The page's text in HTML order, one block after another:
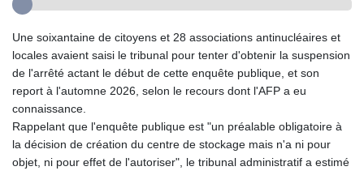
Une soixantaine de citoyens et 28 associations antinucléaires et
locales avaient saisi le tribunal pour tenter d'obtenir la suspension
de l'arrêté actant le début de cette enquête publique, et son
report à l'automne 2026, selon le recours dont l'AFP a eu
connaissance.
Rappelant que l'enquête publique est "un préalable obligatoire à
la décision de création du centre de stockage mais n'a ni pour
objet, ni pour effet de l'autoriser", le tribunal administratif a estimé